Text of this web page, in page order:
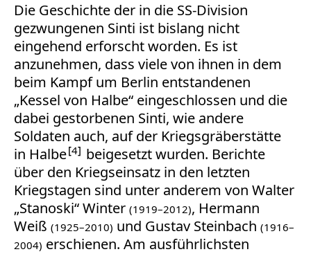
Die Geschichte der in die SS-Division
gezwungenen Sinti ist bislang nicht
eingehend erforscht worden. Es ist
anzunehmen, dass viele von ihnen in dem
beim Kampf um Berlin entstandenen
„Kessel von Halbe“ eingeschlossen und die
dabei gestorbenen Sinti, wie andere
Soldaten auch, auf der Kriegsgräberstätte
in Halbe 4
beigesetzt wurden. Berichte
über den Kriegseinsatz in den letzten
Kriegstagen sind unter anderem von Walter
„Stanoski“ Winter (1919–2012), Hermann
Weiß (1925–2010) und Gustav Steinbach (1916–
2004) erschienen. Am ausführlichsten